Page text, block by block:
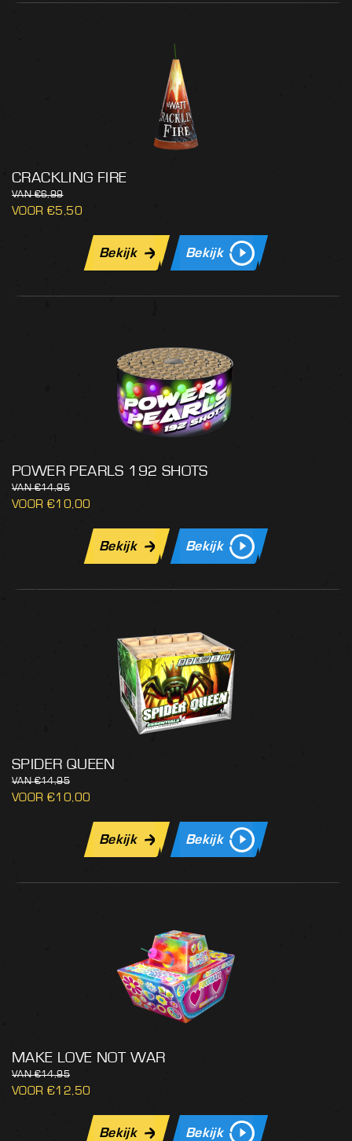
CRACKLING FIRE
€6,99
€5,50
Bekijk Bekijk
POWER PEARLS 192 SHOTS
€14,95
€10,00
Bekijk Bekijk
SPIDER QUEEN
€14,95
€10,00
Bekijk Bekijk
MAKE LOVE NOT WAR
€14,95
€12,50
Bekijk Bekijk